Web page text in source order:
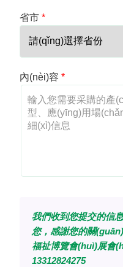
省市 *
內(nèi)容 *
我們收到您提交的信息
您，感謝您的關(guān)注
福祉博覽會(huì)展會
13312824275